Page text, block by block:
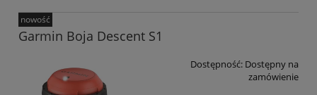
Garmin Boja Descent S1
Dostępność: Dostępny na
zamówienie
nowość